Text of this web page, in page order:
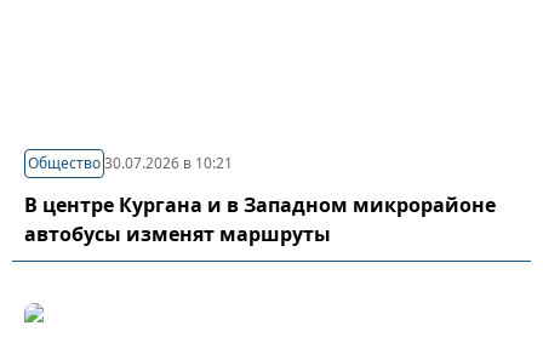
Общество30.07.2026 в 10:21
В центре Кургана и в Западном микрорайоне
автобусы изменят маршруты